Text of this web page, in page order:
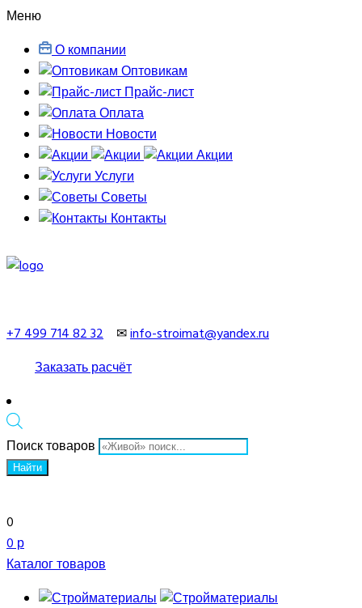
Меню
О компании
Оптовикам
Прайс-лист
Оплата
Новости
Акции
Услуги
Советы
Контакты
+7 499 714 82 32 ✉info-stroimat@yandex.ru
Заказать расчёт
Поиск товаров
Найти
0
0 р
Каталог товаров